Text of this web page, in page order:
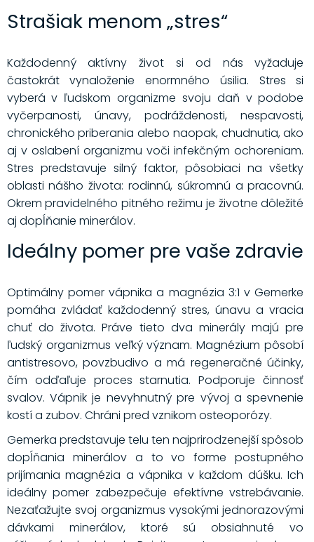
Strašiak menom „stres“
Každodenný aktívny život si od nás vyžaduje
častokrát vynaloženie enormného úsilia. Stres si
vyberá v ľudskom organizme svoju daň v podobe
vyčerpanosti, únavy, podráždenosti, nespavosti,
chronického priberania alebo naopak, chudnutia, ako
aj v oslabení organizmu voči infekčným ochoreniam.
Stres predstavuje silný faktor, pôsobiaci na všetky
oblasti nášho života: rodinnú, súkromnú a pracovnú.
Okrem pravidelného pitného režimu je životne dôležité
aj dopĺňanie minerálov.
Ideálny pomer pre vaše zdravie
Optimálny pomer vápnika a magnézia 3:1 v Gemerke
pomáha zvládať každodenný stres, únavu a vracia
chuť do života. Práve tieto dva minerály majú pre
ľudský organizmus veľký význam. Magnézium pôsobí
antistresovo, povzbudivo a má regeneračné účinky,
čím odďaľuje proces starnutia. Podporuje činnosť
svalov. Vápnik je nevyhnutný pre vývoj a spevnenie
kostí a zubov. Chráni pred vznikom osteoporózy.
Gemerka predstavuje telu ten najprirodzenejší spôsob
dopĺňania minerálov a to vo forme postupného
prijímania magnézia a vápnika v každom dúšku. Ich
ideálny pomer zabezpečuje efektívne vstrebávanie.
Nezaťažujte svoj organizmus vysokými jednorazovými
dávkami minerálov, ktoré sú obsiahnuté vo